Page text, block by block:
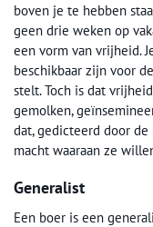
boven je te hebben
geen drie weken op
een vorm van vrijheid.
beschikbaar zijn voor
stelt. Toch is dat
gemolken,
dat, gedicteerd door de
macht waaraan ze
Generalist
Een boer is een